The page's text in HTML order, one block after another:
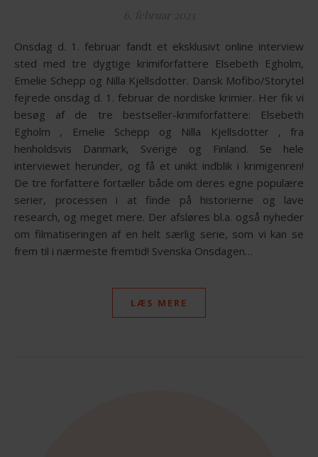
6. februar 2023
Onsdag d. 1. februar fandt et eksklusivt online interview
sted med tre dygtige krimiforfattere Elsebeth Egholm,
Emelie Schepp og Nilla Kjellsdotter. Dansk Mofibo/Storytel
fejrede onsdag d. 1. februar de nordiske krimier. Her fik vi
besøg af de tre bestseller-krimiforfattere: Elsebeth
Egholm , Emelie Schepp og Nilla Kjellsdotter , fra
henholdsvis Danmark, Sverige og Finland. Se hele
interviewet herunder, og få et unikt indblik i krimigenren!
De tre forfattere fortæller både om deres egne populære
serier, processen i at finde på historierne og lave
research, og meget mere. Der afsløres bl.a. også nyheder
om filmatiseringen af en helt særlig serie, som vi kan se
frem til i nærmeste fremtid! Svenska Onsdagen…
LÆS MERE